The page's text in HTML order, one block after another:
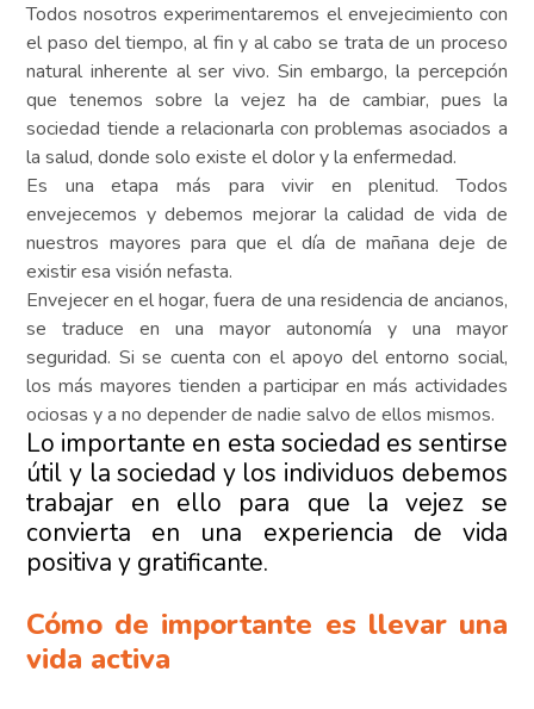
Todos nosotros experimentaremos el envejecimiento con
el paso del tiempo, al fin y al cabo se trata de un proceso
natural inherente al ser vivo. Sin embargo, la percepción
que tenemos sobre la vejez ha de cambiar, pues la
sociedad tiende a relacionarla con problemas asociados a
la salud, donde solo existe el dolor y la enfermedad.
Es una etapa más para vivir en plenitud. Todos
envejecemos y debemos mejorar la calidad de vida de
nuestros mayores para que el día de mañana deje de
existir esa visión nefasta.
Envejecer en el hogar, fuera de una residencia de ancianos,
se traduce en una mayor autonomía y una mayor
seguridad. Si se cuenta con el apoyo del entorno social,
los más mayores tienden a participar en más actividades
ociosas y a no depender de nadie salvo de ellos mismos.
Lo importante en esta sociedad es sentirse
útil y la sociedad y los individuos debemos
trabajar en ello para que la vejez se
convierta en una experiencia de vida
positiva y gratificante.
Cómo de importante es llevar una
vida activa